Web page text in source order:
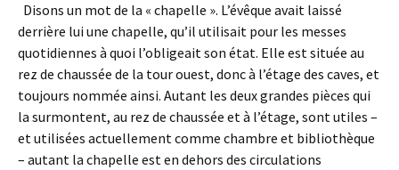
Disons un mot de la « chapelle ». L’évêque avait laissé
derrière lui une chapelle, qu’il utilisait pour les messes
quotidiennes à quoi l’obligeait son état. Elle est située au
rez de chaussée de la tour ouest, donc à l’étage des caves, et
toujours nommée ainsi. Autant les deux grandes pièces qui
la surmontent, au rez de chaussée et à l’étage, sont utiles –
et utilisées actuellement comme chambre et bibliothèque
– autant la chapelle est en dehors des circulations